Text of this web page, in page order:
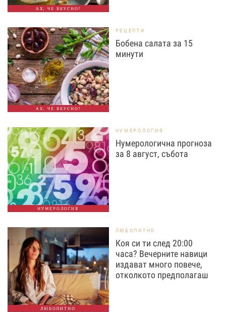
АХ, ЧЕ ВКУСНО!
АХ, ЧЕ ВКУСНО!
РЕЦЕПТИ
Бобена салата за 15
минути
НУМЕРОЛОГИЯ
НУМЕРОЛОГИЯ
Нумерологична прогноза
за 8 август, събота
ЛЮБОПИТНО
ЛЮБОПИТНО
Коя си ти след 20:00
часа? Вечерните навици
издават много повече,
отколкото предполагаш